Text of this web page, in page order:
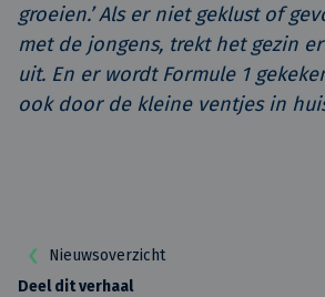
groeien.’ Als er niet geklust of
met de jongens, trekt het gezin
uit. En er wordt Formule 1
ook door de kleine ventjes in
Nieuwsoverzicht
Deel dit verhaal